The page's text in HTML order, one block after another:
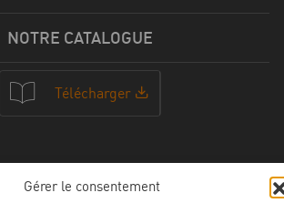
Gérer le consentement
NOTRE CATALOGUE
Télécharger
NOS CERTFICATIONS